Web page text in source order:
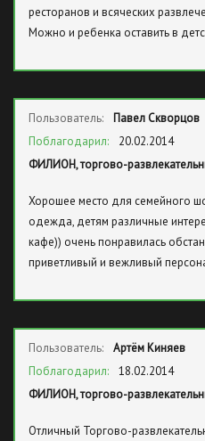
ресторанов и всяческих
Можно и ребенка оставить в
Пользователь:
Павел Скворцов
Поблагодарил:
20.02.2014
ФИЛИОН, торгово-
Хорошее место для семейного
одежда, детям различные
кафе)) очень понравилась
приветливый и вежливый
Пользователь:
Артём Киняев
Поблагодарил:
18.02.2014
ФИЛИОН, торгово-
Отличный Торгово-